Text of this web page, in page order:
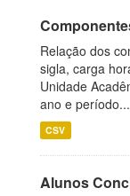
Relação dos
sigla, carga
Unidade
ano e período...
CSV
Alunos